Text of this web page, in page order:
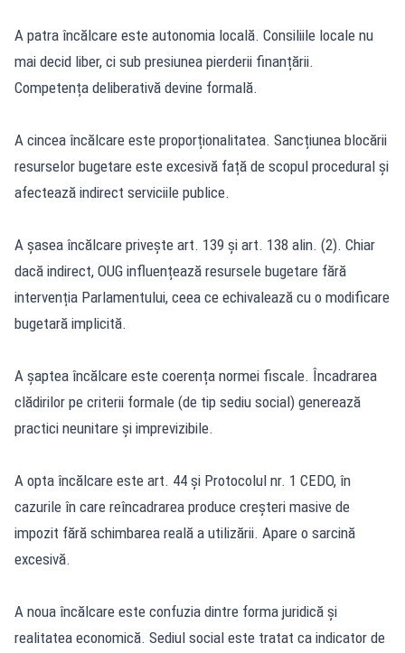
A patra încălcare este autonomia locală. Consiliile locale nu
mai decid liber, ci sub presiunea pierderii finanțării.
Competența deliberativă devine formală.
A cincea încălcare este proporționalitatea. Sancțiunea blocării
resurselor bugetare este excesivă față de scopul procedural și
afectează indirect serviciile publice.
A șasea încălcare privește art. 139 și art. 138 alin. (2). Chiar
dacă indirect, OUG influențează resursele bugetare fără
intervenția Parlamentului, ceea ce echivalează cu o modificare
bugetară implicită.
A șaptea încălcare este coerența normei fiscale. Încadrarea
clădirilor pe criterii formale (de tip sediu social) generează
practici neunitare și imprevizibile.
A opta încălcare este art. 44 și Protocolul nr. 1 CEDO, în
cazurile în care reîncadrarea produce creșteri masive de
impozit fără schimbarea reală a utilizării. Apare o sarcină
excesivă.
A noua încălcare este confuzia dintre forma juridică și
realitatea economică. Sediul social este tratat ca indicator de